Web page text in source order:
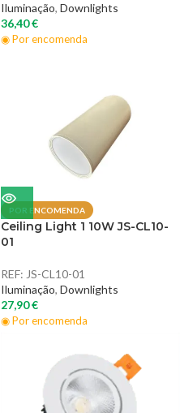
Iluminação, Downlights
36,40€
◉ Por encomenda
POR ENCOMENDA
Ceiling Light 1 10W JS-CL10-
01
REF: JS-CL10-01
Iluminação, Downlights
27,90€
◉ Por encomenda